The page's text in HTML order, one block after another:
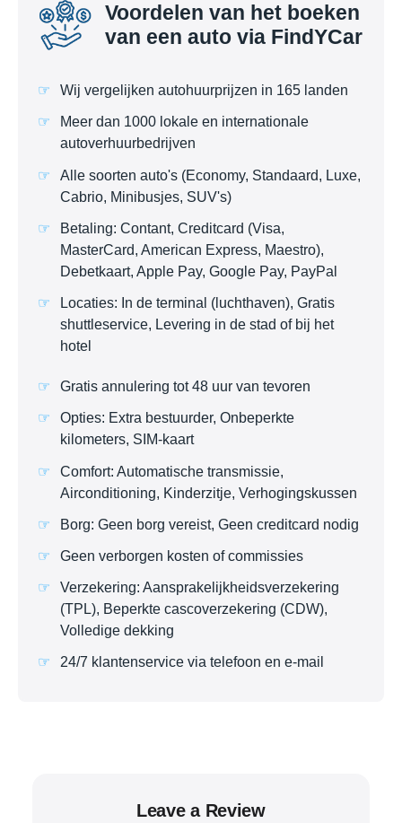
Voordelen van het boeken
van een auto via FindYCar
Wij vergelijken autohuurprijzen in 165 landen
Meer dan 1000 lokale en internationale
autoverhuurbedrijven
Alle soorten auto's (Economy, Standaard, Luxe,
Cabrio, Minibusjes, SUV's)
Betaling: Contant, Creditcard (Visa,
MasterCard, American Express, Maestro),
Debetkaart, Apple Pay, Google Pay, PayPal
Locaties: In de terminal (luchthaven), Gratis
shuttleservice, Levering in de stad of bij het
hotel
Gratis annulering tot 48 uur van tevoren
Opties: Extra bestuurder, Onbeperkte
kilometers, SIM-kaart
Comfort: Automatische transmissie,
Airconditioning, Kinderzitje, Verhogingskussen
Borg: Geen borg vereist, Geen creditcard nodig
Geen verborgen kosten of commissies
Verzekering: Aansprakelijkheidsverzekering
(TPL), Beperkte cascoverzekering (CDW),
Volledige dekking
24/7 klantenservice via telefoon en e-mail
Leave a Review